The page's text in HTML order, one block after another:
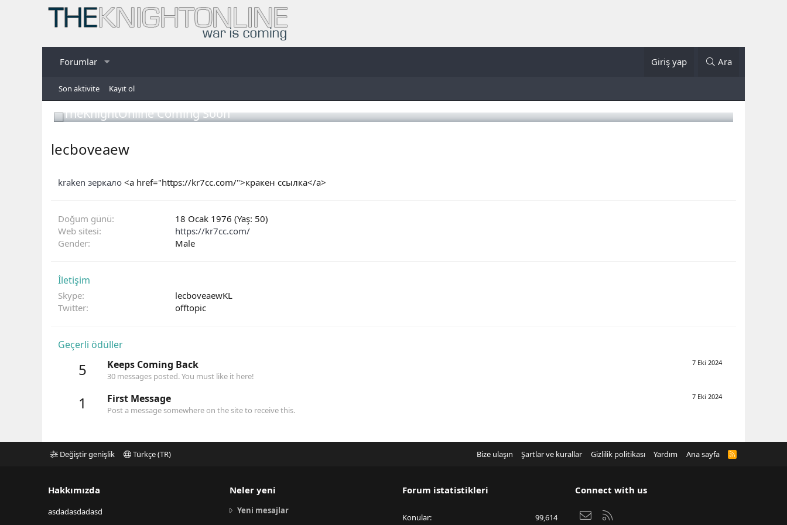
Forumlar Giriş yap Ara
Son aktivite Kayıt ol
TheKnightOnline Coming Soon
lecboveaew
kraken зеркало <a href="https://kr7cc.com/">кракен ссылка</a>
Doğum günü
18 Ocak 1976 (Yaş: 50)
Web sitesi
https://kr7cc.com/
Gender
Male
İletişim
Skype
lecboveaewKL
Twitter
offtopic
Geçerli ödüller
5 7 Eki 2024
Keeps Coming Back
30 messages posted. You must like it here!
1 7 Eki 2024
First Message
Post a message somewhere on the site to receive this.
Değiştir genişlik Türkçe (TR) Bize ulaşın Şartlar ve kurallar Gizlilik politikası Yardım Ana sayfa
R
Hakkımızda
asdadasdadasd
Neler yeni
Yeni mesajlar
Forum istatistikleri
Konular 99,614
Connect with us
Bize ulaşın